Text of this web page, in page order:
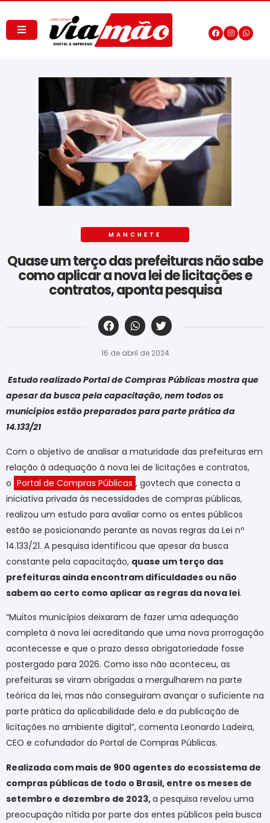
MANCHETE
Quase um terço das prefeituras não sabe
como aplicar a nova lei de licitações e
contratos, aponta pesquisa
‎ ‎ ‎ ‎ ‎ ‎ ‎ ‎ ‎ ‎ ‎ ‎ ‎ ‎ ‎ ‎ ‎ ‎ ‎ ‎ ‎ ‎ ‎ ‎ ‎ ‎ ‎ ‎ ‎ ‎ ‎
16 de abril de 2024
Estudo realizado Portal de Compras Públicas mostra que
apesar da busca pela capacitação, nem todos os
municípios estão preparados para parte prática da
14.133/21
Com o objetivo de analisar a maturidade das prefeituras em
relação à adequação à nova lei de licitações e contratos,
o Portal de Compras Públicas , govtech que conecta a
iniciativa privada às necessidades de compras públicas,
realizou um estudo para avaliar como os entes públicos
estão se posicionando perante as novas regras da Lei nº
14.133/21. A pesquisa identificou que apesar da busca
constante pela capacitação, quase um terço das
prefeituras ainda encontram dificuldades ou não
sabem ao certo como aplicar as regras da nova lei.
“Muitos municípios deixaram de fazer uma adequação
completa à nova lei acreditando que uma nova prorrogação
acontecesse e que o prazo dessa obrigatoriedade fosse
postergado para 2026. Como isso não aconteceu, as
prefeituras se viram obrigadas a mergulharem na parte
teórica da lei, mas não conseguiram avançar o suficiente na
parte prática da aplicabilidade dela e da publicação de
licitações no ambiente digital”, comenta Leonardo Ladeira,
CEO e cofundador do Portal de Compras Públicas.
Realizada com mais de 900 agentes do ecossistema de
compras públicas de todo o Brasil, entre os meses de
setembro e dezembro de 2023,a pesquisa revelou uma
preocupação nítida por parte dos entes públicos pela busca